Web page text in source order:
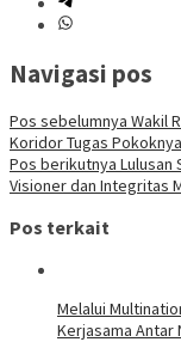
Navigasi pos
Pos sebelumnya Wakil
Koridor Tugas Pokoknya
Pos berikutnya Lulusan
Visioner dan Integritas
Pos terkait
Melalui
Kerjasama Antar